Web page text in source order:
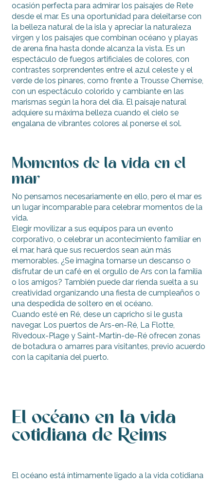
ocasión perfecta para admirar los paisajes de Rete
desde el mar. Es una oportunidad para deleitarse con
la belleza natural de la isla y apreciar la naturaleza
virgen y los paisajes que combinan océano y playas
de arena fina hasta donde alcanza la vista. Es un
espectáculo de fuegos artificiales de colores, con
contrastes sorprendentes entre el azul celeste y el
verde de los pinares, como frente a Trousse Chemise,
con un espectáculo colorido y cambiante en las
marismas según la hora del día. El paisaje natural
adquiere su máxima belleza cuando el cielo se
engalana de vibrantes colores al ponerse el sol.
Momentos de la vida en el
mar
No pensamos necesariamente en ello, pero el mar es
un lugar incomparable para celebrar momentos de la
vida.
Elegir movilizar a sus equipos para un evento
corporativo, o celebrar un acontecimiento familiar en
el mar, hará que sus recuerdos sean aún más
memorables. ¿Se imagina tomarse un descanso o
disfrutar de un café en el orgullo de Ars con la familia
o los amigos? También puede dar rienda suelta a su
creatividad organizando una fiesta de cumpleaños o
una despedida de soltero en el océano.
Cuando esté en Ré, dese un capricho si le gusta
navegar. Los puertos de Ars-en-Ré, La Flotte,
Rivedoux-Plage y Saint-Martin-de-Ré ofrecen zonas
de botadura o amarres para visitantes, previo acuerdo
con la capitanía del puerto.
El océano en la vida
cotidiana de Reims
El océano está íntimamente ligado a la vida cotidiana